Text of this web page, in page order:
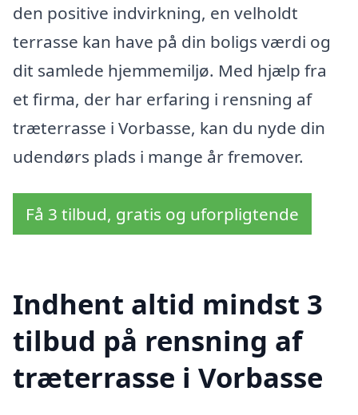
den positive indvirkning, en velholdt
terrasse kan have på din boligs værdi og
dit samlede hjemmemiljø. Med hjælp fra
et firma, der har erfaring i rensning af
træterrasse i Vorbasse, kan du nyde din
udendørs plads i mange år fremover.
Få 3 tilbud, gratis og uforpligtende
Indhent altid mindst 3
tilbud på rensning af
træterrasse i Vorbasse